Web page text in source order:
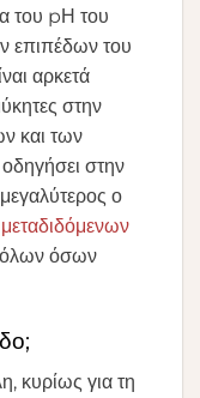
του pΗ του
επιπέδων του
αρκετά
στην
και των
στην
ο
όλων όσων
κυρίως για τη